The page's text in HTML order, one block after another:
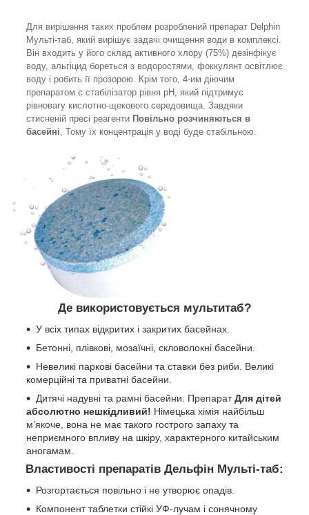
Для вирішення таких проблем розроблений препарат Delphin
Мульті-таб, який вирішує задачі очищення води в комплексі.
Він входить у його склад активного хлору (75%) дезінфікує
воду, альгіцид бореться з водоростями, фоккулянт освітлює
воду і робить її прозорою. Крім того, 4-им діючим
препаратом є стабілізатор рівня pH, який підтримує
рівновагу кислотно-щекового середовища. Завдяки
стисненій пресі реагенти Повільно розчиняються в
басейні, Тому їх концентрація у воді буде стабільною.
Де використовується мультитаб?
У всіх типах відкритих і закритих басейнах.
Бетонні, плівкові, мозаїчні, скловолокні басейни.
Невеликі паркові басейни та ставки без риби. Великі
комерційні та приватні басейни.
Дитячі надувні та рамні басейни. ПрепаратДля дітей
абсолютно нешкідливий! Німецька хімія найбільш
м’якоче, вона не має такого гострого запаху та
неприємного впливу на шкіру, характерного китайським
аногамам.
Властивості препаратів Дельфін Мульті-таб:
Розгортається повільно і не утворює опадів.
Компонент таблетки стійкі УФ-лучам і сонячному